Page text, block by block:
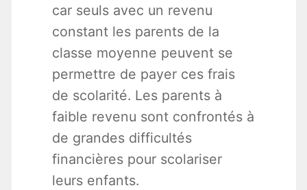
car seuls avec un revenu
constant les parents de la
classe moyenne peuvent se
permettre de payer ces frais
de scolarité. Les parents à
faible revenu sont confrontés à
de grandes difficultés
financières pour scolariser
leurs enfants.